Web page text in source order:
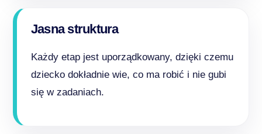
Jasna struktura
Każdy etap jest uporządkowany, dzięki czemu
dziecko dokładnie wie, co ma robić i nie gubi
się w zadaniach.